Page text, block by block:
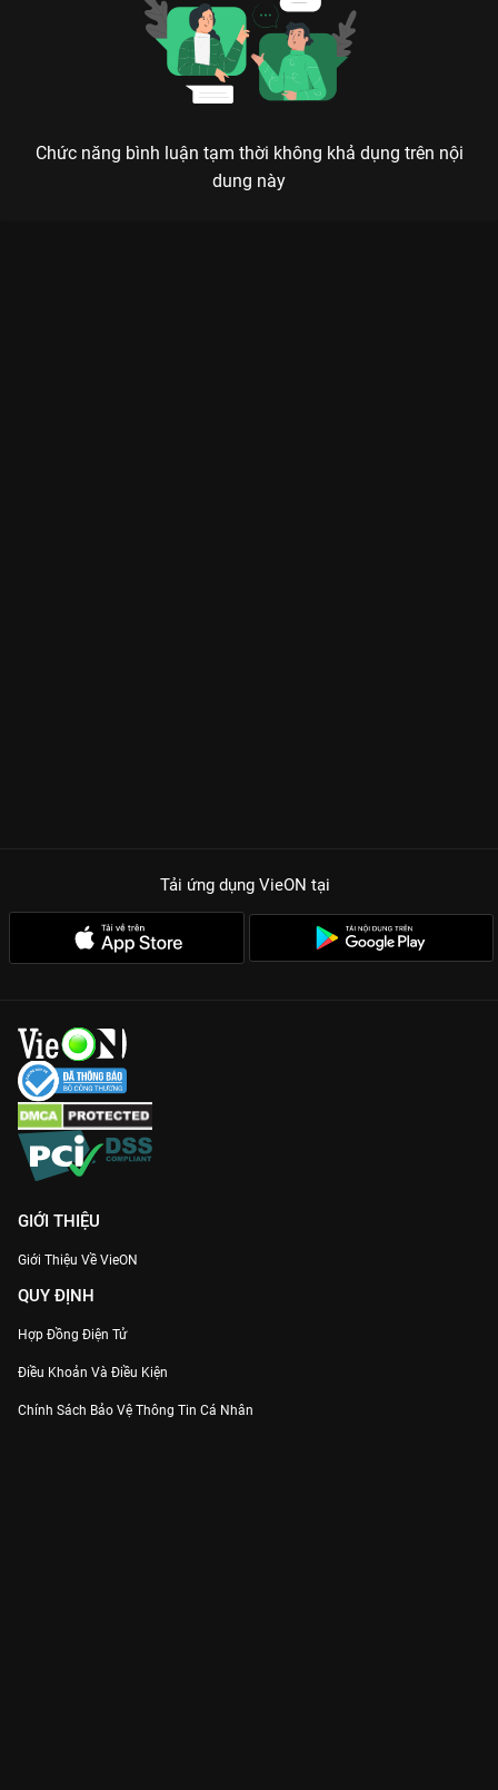
Chức năng bình luận tạm thời không khả dụng trên nội
dung này
Tải ứng dụng VieON tại
GIỚI THIỆU
Giới Thiệu Về VieON
QUY ĐỊNH
Hợp Đồng Điện Tử
Điều Khoản Và Điều Kiện
Chính Sách Bảo Vệ Thông Tin Cá Nhân